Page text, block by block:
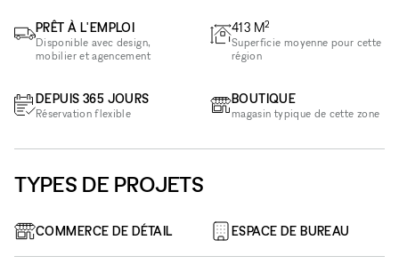
PRÊT À L'EMPLOI
Disponible avec design,
mobilier et agencement
DEPUIS 365 JOURS
Réservation flexible
413 M2
Superficie moyenne pour cette
région
BOUTIQUE
magasin typique de cette zone
TYPES DE PROJETS
COMMERCE DE DÉTAIL ESPACE DE BUREAU